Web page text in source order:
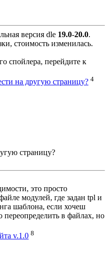
версия dle 19.0-20.0.
стоимость изменилась.
спойлера, перейдите к
на другую страницу? 4
страницу?
это просто
модулей, где задан tpl и
шаблона, если хочеш
в файлах, но
v.1.0 8